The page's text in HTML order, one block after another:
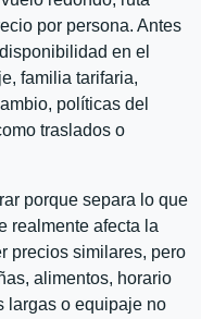
por persona. Antes
en el
familia tarifaria,
políticas del
traslados o
porque separa lo que
realmente afecta la
precios similares, pero
alimentos, horario
largas o equipaje no